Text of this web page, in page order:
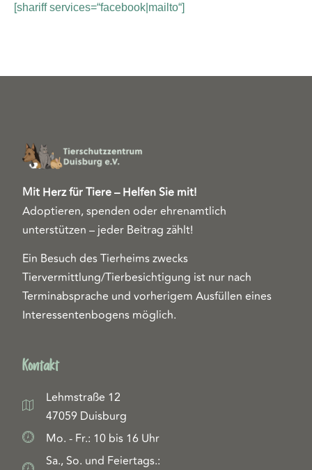
[shariff services=“facebook|mailto“]
Mit Herz für Tiere – Helfen Sie mit!
Adoptieren, spenden oder ehrenamtlich
unterstützen – jeder Beitrag zählt!
Ein Besuch des Tierheims zwecks
Tiervermittlung/Tierbesichtigung ist nur nach
Terminabsprache und vorherigem Ausfüllen eines
Interessentenbogens möglich.
Kontakt
Lehmstraße 12
47059 Duisburg
Mo. - Fr.: 10 bis 16 Uhr
Sa., So. und Feiertags.: